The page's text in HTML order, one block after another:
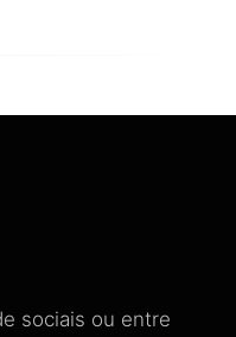
sociais ou entre